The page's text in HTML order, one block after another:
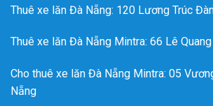
Thuê xe lăn Đà Nẵng: 120 Lương Trúc
Thuê xe lăn Đà Nẵng Mintra: 66 Lê
Cho thuê xe lăn Đà Nẵng Mintra: 05
Nẵng